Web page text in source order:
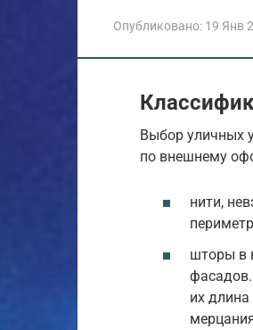
Опубликовано: 19 Янв
Выбор уличных
по внешнему
нити,
шторы в
их